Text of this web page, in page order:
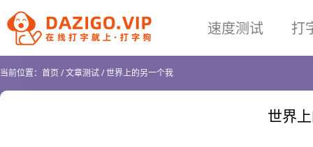
速度测试 打
当前位置： 首页/文章测试/世界上的另一个我
世界